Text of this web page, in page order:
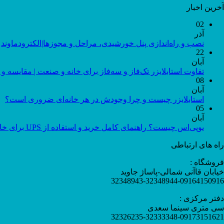
آخرین اخبار
02
آذر
نصب و راه‌اندازی پنل خورشیدی، مراحل و مجوزها|الکترودماوند
22
آبان
تفاوت استابلایزر تک‌فاز و سه‌فاز برای خانه و صنعت | مقایسه و
08
آبان
استابلایزر چیست و چرا وجودش در هر خانه‌ای ضروری است؟
05
آبان
یوپی‌اس چیست؟ راهنمای کامل خرید و استفاده از UPS برای خانه و اداره
راه های ارتباطی
فروشگاه :
خیابان قاآنی شمالی-پاساژ جاوید
32348943-32348944-09164150916
دفتر مرکزی :
سی متری سینما سعدی
32326235-32333348-09173151621